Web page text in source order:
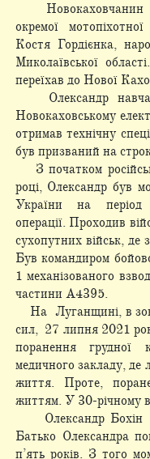
Новокаховчанин
окремої
Костя Гордієнка,
Миколаївської
переїхав до Нової
Олександр
Новокаховському
отримав технічну
був призваний на
З початком
році, Олександр був
України на період
операції. Проходив
сухопутних військ,
Був командиром
1 механізованого
частини А4395.
На Луганщині, в
сил, 27 липня 2021
поранення грудної
медичного закладу, де
життя. Проте,
життям. У 30-річному
Олександр Бохін
Батько Олександра
п’ять років. З того